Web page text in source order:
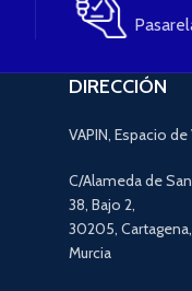
DIRECCIÓN
VAPIN, Espacio
C/Alameda de
38, Bajo 2,
30205, Cartagena,
Murcia